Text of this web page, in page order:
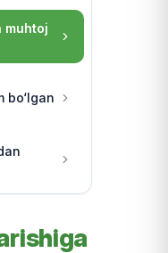
muhtoj
bo‘lgan